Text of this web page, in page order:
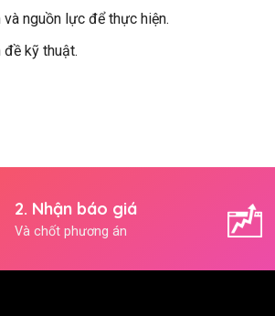
nguồn lực để thực hiện.
kỹ thuật.
2. Nhận báo giá
Và chốt phương án